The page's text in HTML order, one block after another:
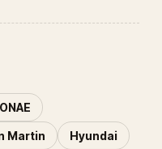
Martin Hyundai